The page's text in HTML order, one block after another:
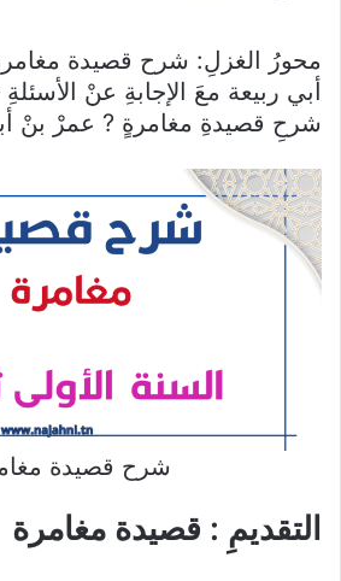
محورُ الغزلِ: شرح قصيدة
أبي ربيعة معَ الإجابةِ عنْ
شرحِ قصيدةِ مغامرةٍ ? عمرْ بنْ
شرح قصيدة
التقديمِ : قصيدة مغامرة